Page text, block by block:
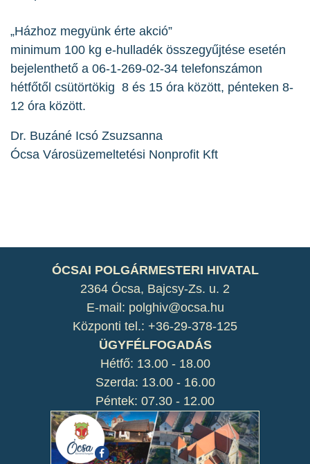
„Házhoz megyünk érte akció”
minimum 100 kg e-hulladék összegyűjtése esetén
bejelenthető a 06-1-269-02-34 telefonszámon
hétfőtől csütörtökig 8 és 15 óra között, pénteken 8-
12 óra között.
Dr. Buzáné Icsó Zsuzsanna
Ócsa Városüzemeltetési Nonprofit Kft
ÓCSAI POLGÁRMESTERI HIVATAL
2364 Ócsa, Bajcsy-Zs. u. 2
E-mail: polghiv@ocsa.hu
Központi tel.: +36-29-378-125
ÜGYFÉLFOGADÁS
Hétfő: 13.00 - 18.00
Szerda: 13.00 - 16.00
Péntek: 07.30 - 12.00